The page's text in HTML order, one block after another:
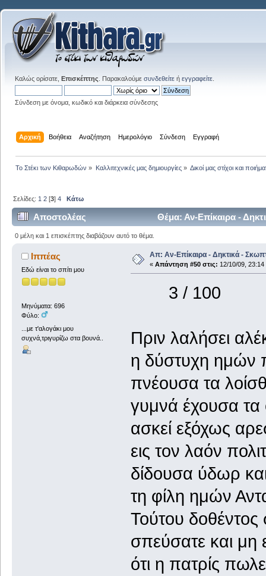
Καλώς ορίσατε, Επισκέπτης . Παρακαλούμε συνδεθείτε ή εγγραφείτε
Σύνδεση με όνομα, κωδικό και διάρκεια σύνδεσης
Αρχική Βοήθεια Αναζήτηση Ημερολόγιο Σύνδεση Εγγραφή
Το Στέκι των Κιθαρωδών » Καλλιτεχνικές μας δημιουργίες» Δικοί μας στίχοι και
Σελίδες: 1 2 [3]4 Κάτω
Αποστολέας Θέμα: Αν-Επίκαιρα -
0 μέλη και 1 επισκέπτης διαβάζουν αυτό το θέμα.
Ιππέας
Εδώ είναι το σπίτι μου
Μηνύματα: 696
Φύλο:
...με τ'αλογάκι μου
συχνά,τριγυρίζω στα βουνά..
Απ: Αν-Επίκαιρα - Δηκτικά -
« Απάντηση #50 στις: 12/10/09, 23:14
3 / 100
Πριν λαλήσει
η δύστυχη ημών
πνέουσα τα
γυμνά έχουσα τα
ασκεί εξόχως
εις τον λαόν
δίδουσα ύδωρ
τη φίλη ημών
Τούτου δοθέντος
σπεύσατε και μη
ότι η πατρίς